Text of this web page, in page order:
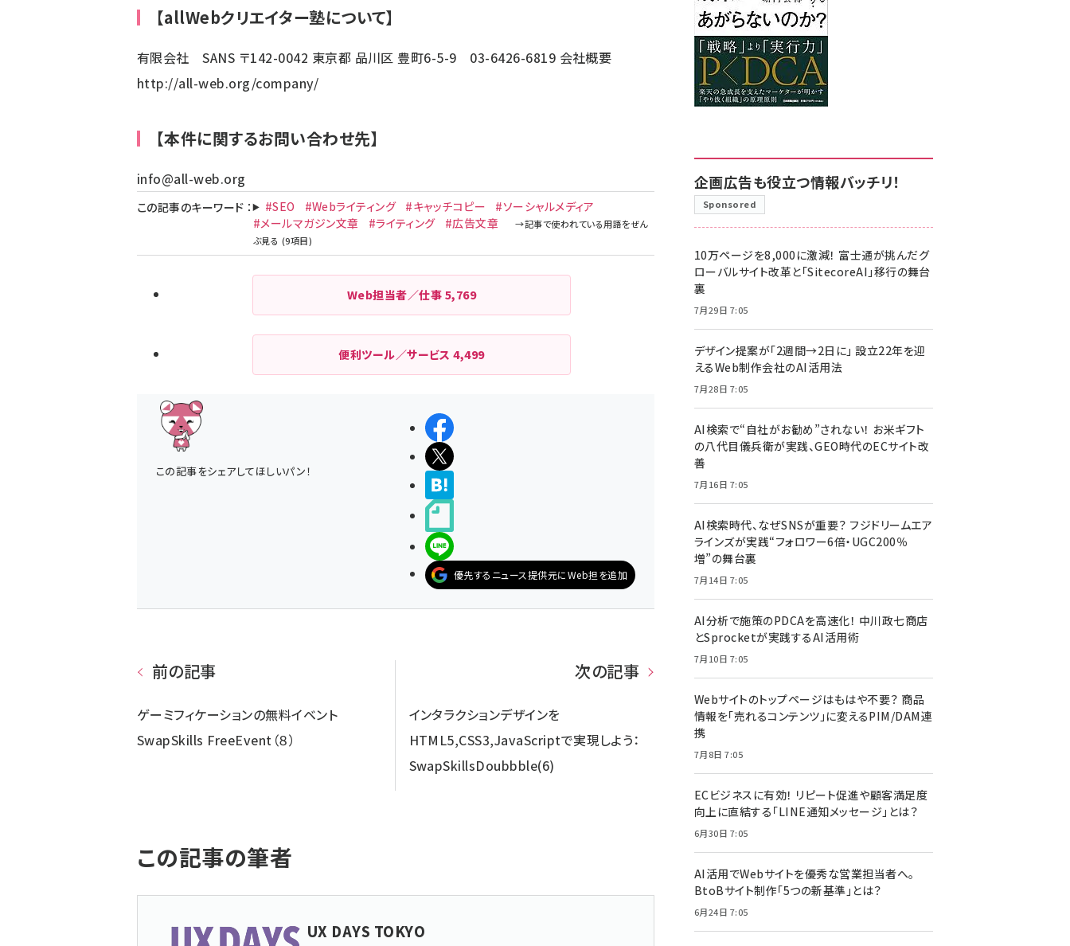
【allWebクリエイター塾について】
有限会社 SANS 〒142-0042 東京都 品川区 豊町6-5-9 03-6426-6819 会社概要
http://all-web.org/company/
【本件に関するお問い合わせ先】
info@all-web.org
この記事のキーワード ： #SEO #Webライティング #キャッチコピー
#ソーシャルメディア
#メールマガジン文章
#ライティング #広告文章
Web担当者／仕事 5,769
便利ツール／サービス4,499
この記事をシェアしてほしいパン！
シェアする
ポストする
LINEで送る
優先するニュース提供元にWeb担を追加
前の記事
ゲーミフィケーションの無料イベント
SwapSkills FreeEvent（８）
次の記事
インタラクションデザインを
HTML5,CSS3,JavaScriptで実現しよう：
SwapSkillsDoubbble(6)
この記事の筆者
UX DAYS TOKYO
8月7日 10:00
企画広告も役立つ情報バッチリ！
Sponsored
10万ページを8,000に激減！ 富士通が挑んだグ
ローバルサイト改革と「SitecoreAI」移行の舞台
裏
7月29日 7:05
デザイン提案が「2週間→2日に」 設立22年を迎
えるWeb制作会社のAI活用法
7月28日 7:05
AI検索で“自社がお勧め”されない！ お米ギフト
の八代目儀兵衛が実践、GEO時代のECサイト改
善
7月16日 7:05
AI検索時代、なぜSNSが重要？ フジドリームエア
ラインズが実践“フォロワー6倍・UGC200％
増”の舞台裏
7月14日 7:05
AI分析で施策のPDCAを高速化！ 中川政七商店
とSprocketが実践するAI活用術
7月10日 7:05
Webサイトのトップページはもはや不要？ 商品
情報を「売れるコンテンツ」に変えるPIM/DAM連
携
7月8日 7:05
ECビジネスに有効！ リピート促進や顧客満足度
向上に直結する「LINE通知メッセージ」とは？
6月30日 7:05
AI活用でWebサイトを優秀な営業担当者へ。
BtoBサイト制作「5つの新基準」とは？
6月24日 7:05